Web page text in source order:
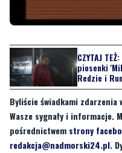
CZYTAJ TEŻ:
piosenki
Redzie i
Byliście świadkami zdarzenia